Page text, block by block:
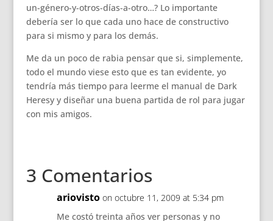
un-género-y-otros-días-a-otro…? Lo importante
debería ser lo que cada uno hace de constructivo
para si mismo y para los demás.
Me da un poco de rabia pensar que si, simplemente,
todo el mundo viese esto que es tan evidente, yo
tendría más tiempo para leerme el manual de Dark
Heresy y diseñar una buena partida de rol para jugar
con mis amigos.
3 Comentarios
ariovisto on octubre 11, 2009 at 5:34 pm
Me costó treinta años ver personas y no